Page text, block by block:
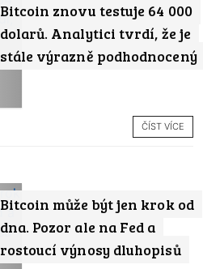
Bitcoin znovu testuje 64 000
dolarů. Analytici tvrdí, že je
stále výrazně podhodnocený
ČÍST VÍCE
Bitcoin může být jen krok od
dna. Pozor ale na Fed a
rostoucí výnosy dluhopisů